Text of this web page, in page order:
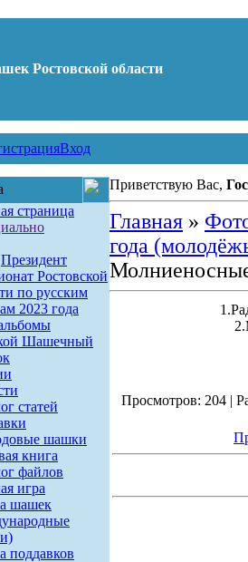
Ростовской области
Вход
страница
Президент
Ростовской
по русским
2023 года
Шашечный
статей
шашки
книга
файлов
игра
шашек
поддавков
Приветствую Вас,
Главная»
года
Просмотров: 204 |